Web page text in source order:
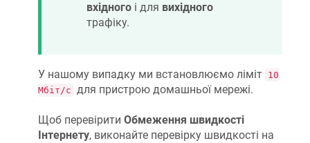
вхідного і для вихідного
трафіку.
У нашому випадку ми встановлюємо ліміт 10
Мбіт/с
для пристрою домашньої мережі.
Щоб перевірити Обмеження швидкості
Інтернету, виконайте перевірку швидкості на